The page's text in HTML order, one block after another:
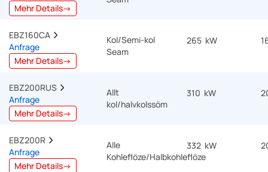
Mehr Details→
EBZ160CA
Anfrage
Mehr Details→
Kol/Semi-kol
Seam
265 kW
EBZ200RUS
Anfrage
Mehr Details→
Allt
kol/halvkolssöm
310 kW
EBZ200R
Anfrage
Mehr Details→
Alle
Kohleflöze/Halbkohleflöze
332 kW